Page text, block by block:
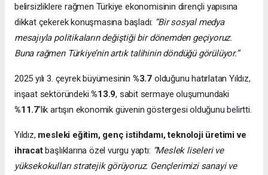
belirsizliklere rağmen Türkiye ekonomisinin dirençli yapısına
dikkat çekerek konuşmasına başladı: “Bir sosyal medya
mesajıyla politikaların değiştiği bir dönemden geçiyoruz.
Buna rağmen Türkiye’nin artık talihinin döndüğü görülüyor.”
2025 yılı 3. çeyrek büyümesinin %3.7 olduğunu hatırlatan Yıldız,
inşaat sektöründeki%13.9, sabit sermaye oluşumundaki
%11.7’lik artışın ekonomik güvenin göstergesi olduğunu belirtti.
Yıldız, mesleki eğitim, genç istihdamı, teknoloji üretimi ve
ihracatbaşlıklarına özel vurgu yaptı: “Meslek liseleri ve
yüksekokulları stratejik görüyoruz. Gençlerimizi sanayi ve